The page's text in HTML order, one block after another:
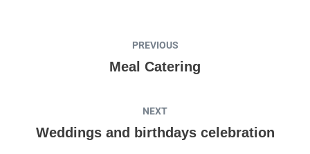
PREVIOUS
Meal Catering
NEXT
Weddings and birthdays celebration